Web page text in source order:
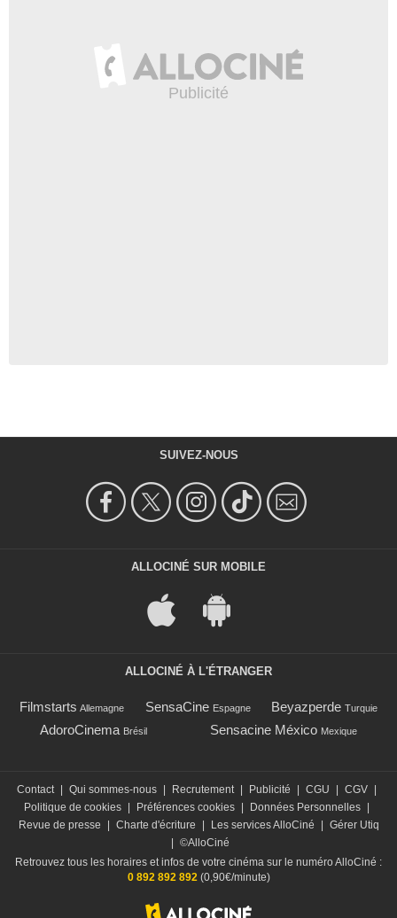
SUIVEZ-NOUS
ALLOCINÉ SUR MOBILE
ALLOCINÉ À L'ÉTRANGER
Filmstarts Allemagne SensaCine Espagne Beyazperde Turquie
AdoroCinema Brésil Sensacine México Mexique
Contact | Qui sommes-nous | Recrutement | Publicité | CGU | CGV |
Politique de cookies | Préférences cookies | Données Personnelles |
Revue de presse
| Charte d'écriture | Les services AlloCiné | Gérer Utiq
| ©AlloCiné
Retrouvez tous les horaires et infos de votre cinéma sur le numéro AlloCiné :
0 892 892 892 (0,90€/minute)